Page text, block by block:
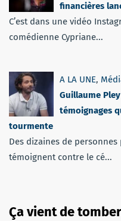
financières
C’est dans une vidéo
comédienne Cypriane...
A LA UNE,
Guillaume
témoignages
tourmente
Des dizaines de personnes
témoignent contre le cé...
Ça vient de tomber